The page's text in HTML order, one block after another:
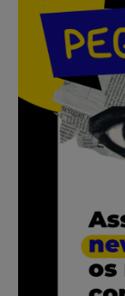
.
.